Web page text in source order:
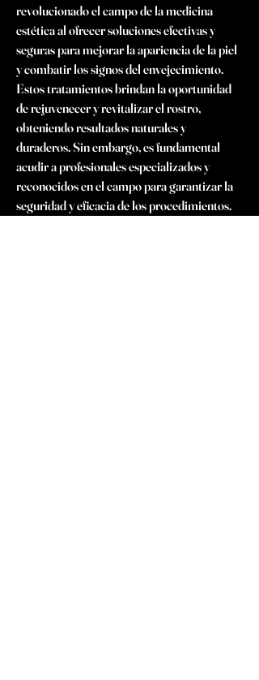
revolucionado el campo de la medicina
estética al ofrecer soluciones efectivas y
seguras para mejorar la apariencia de la piel
y combatir los signos del envejecimiento.
Estos tratamientos brindan la oportunidad
de rejuvenecer y revitalizar el rostro,
obteniendo resultados naturales y
duraderos. Sin embargo, es fundamental
acudir a profesionales especializados y
reconocidos en el campo para garantizar la
seguridad y eficacia de los procedimientos.